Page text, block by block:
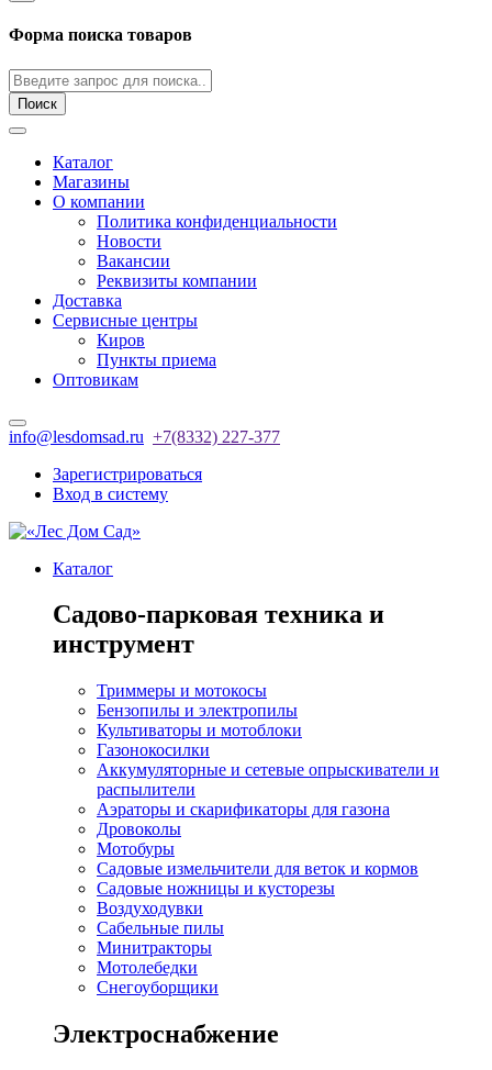
Форма поиска товаров
Поиск
Каталог
Магазины
О компании
Политика конфиденциальности
Новости
Вакансии
Реквизиты компании
Доставка
Сервисные центры
Киров
Пункты приема
Оптовикам
info@lesdomsad.ru +7(8332) 227-377
Зарегистрироваться
Вход в систему
Каталог
Садово-парковая техника и
инструмент
Триммеры и мотокосы
Бензопилы и электропилы
Культиваторы и мотоблоки
Газонокосилки
Аккумуляторные и сетевые опрыскиватели и
распылители
Аэраторы и скарификаторы для газона
Дровоколы
Мотобуры
Садовые измельчители для веток и кормов
Садовые ножницы и кусторезы
Воздуходувки
Сабельные пилы
Минитракторы
Мотолебедки
Снегоуборщики
Электроснабжение